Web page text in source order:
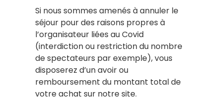
Si nous sommes amenés à annuler le
séjour pour des raisons propres à
l’organisateur liées au Covid
(interdiction ou restriction du nombre
de spectateurs par exemple), vous
disposerez d’un avoir ou
remboursement du montant total de
votre achat sur notre site.